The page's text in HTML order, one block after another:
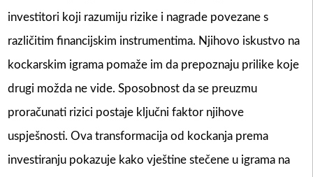
investitori koji razumiju rizike i nagrade povezane s
različitim financijskim instrumentima. Njihovo iskustvo na
kockarskim igrama pomaže im da prepoznaju prilike koje
drugi možda ne vide. Sposobnost da se preuzmu
proračunati rizici postaje ključni faktor njihove
uspješnosti. Ova transformacija od kockanja prema
investiranju pokazuje kako vještine stečene u igrama na